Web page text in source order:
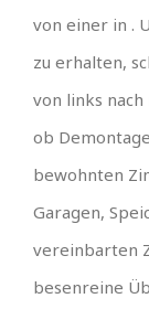
von einer in .
zu erhalten,
von links
ob
bewohnten
Garagen,
vereinbarten
besenreine